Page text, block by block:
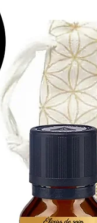
sacrée
à
et de
produits de soin,
:
Symboles et
- Propriétés
: